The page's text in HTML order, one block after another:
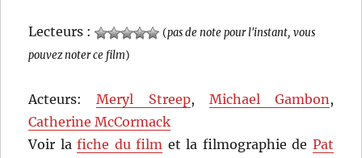
Lecteurs : (pas de note pour l'instant, vous
pouvez noter ce film)
Acteurs:Meryl Streep, Michael Gambon,
Catherine McCormack
Voir lafiche du film et la filmographie de Pat